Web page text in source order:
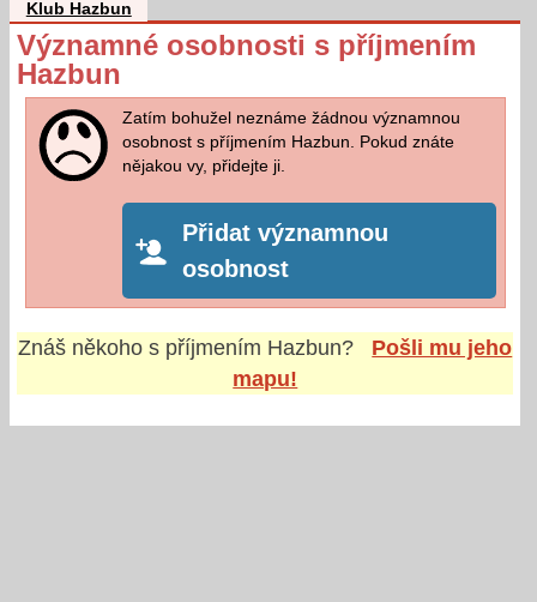
Klub Hazbun
Významné osobnosti s příjmením
Hazbun
Zatím bohužel neznáme žádnou významnou
osobnost s příjmením Hazbun. Pokud znáte
nějakou vy, přidejte ji.
Přidat významnou
osobnost
Znáš někoho s příjmením Hazbun?
Pošli mu jeho
mapu!